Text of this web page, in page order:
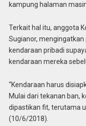
kampung halaman
Terkait hal itu, anggota
Sugianor,
kendaraan pribadi
kendaraan mereka
“Kendaraan harus
Mulai dari tekanan ban,
dipastikan fit, terutama
(10/6/2018).